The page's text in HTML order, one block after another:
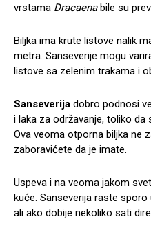
vrstama Dracaenabile su
Biljka ima krute listove nalik
metra. Sanseverije mogu
listove sa zelenim trakama i
Sanseverija dobro podnosi
i laka za održavanje, toliko
Ova veoma otporna biljka ne
zaboravićete da je imate.
Uspeva i na veoma jakom
kuće. Sanseverija raste
ali ako dobije nekoliko sati